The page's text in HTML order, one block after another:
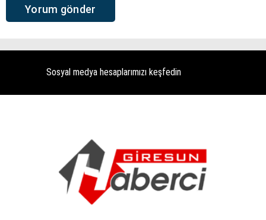
Sosyal medya hesaplarımızı keşfedin